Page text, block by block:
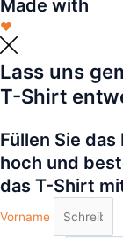
Made with
❤
Lass uns
T-Shirt
Füllen Sie
hoch und
das T-Shirt
Vorname